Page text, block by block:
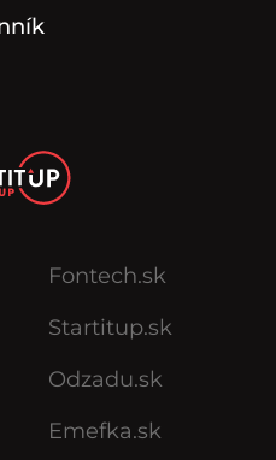
Fontech.sk
Startitup.sk
Odzadu.sk
Emefka.sk